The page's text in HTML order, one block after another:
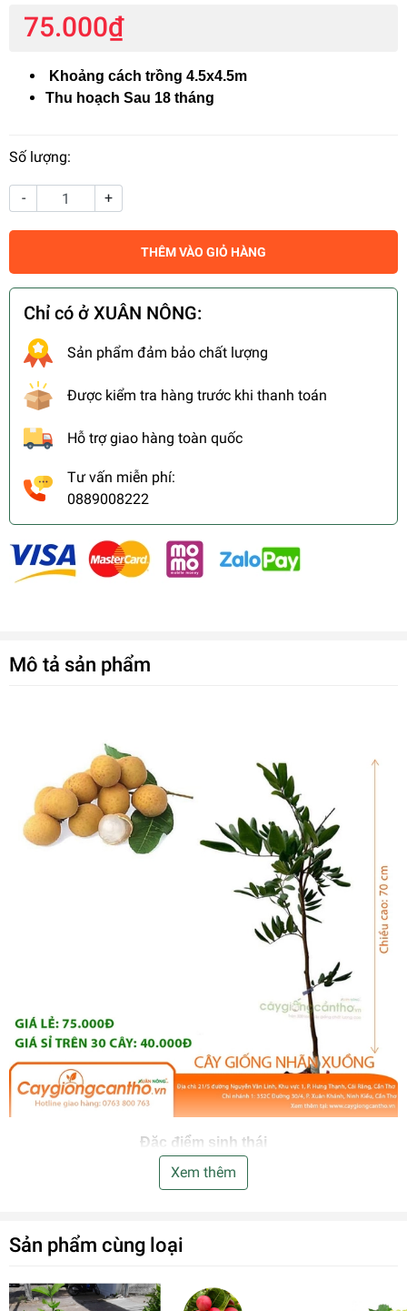
75.000₫
Khoảng cách trồng 4.5x4.5m
Thu hoạch Sau 18 tháng
Số lượng:
- +
THÊM VÀO GIỎ HÀNG
Chỉ có ở XUÂN NÔNG:
Sản phẩm đảm bảo chất lượng
Được kiểm tra hàng trước khi thanh toán
Hỗ trợ giao hàng toàn quốc
Tư vấn miễn phí:
0889008222
Mô tả sản phẩm
Đặc điểm sinh thái
– Cây nhãn xuồng có tên khoa học: Euphoria Longana. Cây
– Cây trưởng thành cao 3m trở lên. Tàn trong phạm vi 4m.
Sinh trưởng tốt trong điều kiện khí hậu nhiệt đới. Các loại
đất thịt, đất đỏ, đất phù sa, đất pha cát đều trồng được.
Xem thêm
Sản phẩm cùng loại